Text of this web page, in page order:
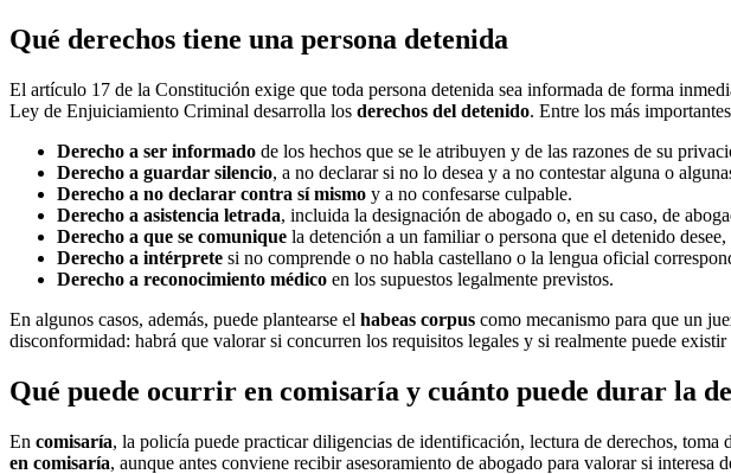
Qué derechos tiene una persona detenida
El artículo 17 de la Constitución exige que toda persona detenida sea informada de forma
Ley de Enjuiciamiento Criminal desarrolla los derechos del detenido. Entre los más
Derecho a ser informado de los hechos que se le atribuyen y de las razones de su
Derecho a guardar silencio, a no declarar si no lo desea y a no contestar alguna o
Derecho a no declarar contra sí mismo y a no confesarse culpable.
Derecho a asistencia letrada, incluida la designación de abogado o, en su caso, de
Derecho a que se comunique la detención a un familiar o persona que el detenido
Derecho a intérprete si no comprende o no habla castellano o la lengua oficial
Derecho a reconocimiento médico en los supuestos legalmente previstos.
En algunos casos, además, puede plantearse el habeas corpus como mecanismo para que un
disconformidad: habrá que valorar si concurren los requisitos legales y si realmente puede
Qué puede ocurrir en comisaría y cuánto puede durar la
En comisaría, la policía puede practicar diligencias de identificación, lectura de derechos,
en comisaría, aunque antes conviene recibir asesoramiento de abogado para valorar si interesa